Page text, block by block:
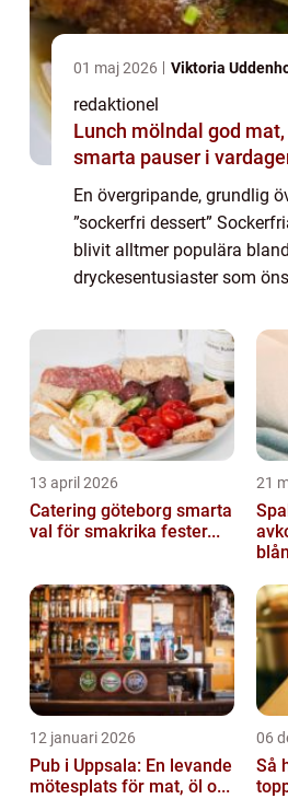
01 maj 2026 Viktoria
redaktionel
Lunch mölndal god mat, enkla val och
smarta pauser i
En övergripande, grundlig
”sockerfri dessert”
blivit alltmer populära
dryckesentusiaster som
smaker. Att kunna njuta av
13 april 2026
Catering göteborg smarta
val för smakrika fester...
21
12 januari 2026
Pub i Uppsala: En levande
mötesplats för mat, öl o...
06
Så